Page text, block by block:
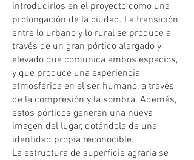
introducirlos en el proyecto como una
prolongación de la ciudad. La transición
entre lo urbano y lo rural se produce a
través de un gran pórtico alargado y
elevado que comunica ambos espacios,
y que produce una experiencia
atmosférica en el ser humano, a través
de la compresión y la sombra. Además,
estos pórticos generan una nueva
imagen del lugar, dotándola de una
identidad propia reconocible.
La estructura de superficie agraria se